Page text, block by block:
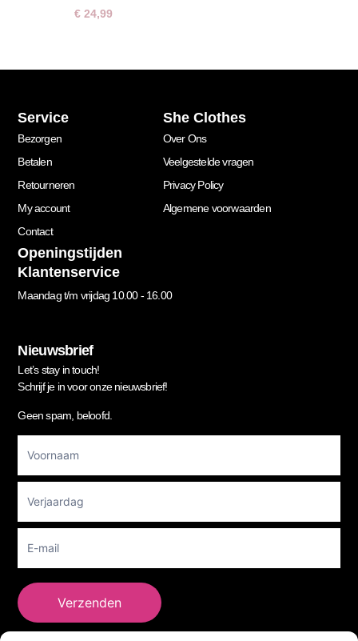
€24,99
Service
Bezorgen
Betalen
Retourneren
My account
Contact
She Clothes
Over Ons
Veelgestelde vragen
Privacy Policy
Algemene voorwaarden
Openingstijden
Klantenservice
Maandag t/m vrijdag 10.00 - 16.00
Nieuwsbrief
Let’s stay in touch!
Schrijf je in voor onze nieuwsbrief!
Geen spam, beloofd.
Newsletter
Verzenden